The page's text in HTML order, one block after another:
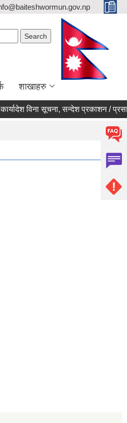
शाखाहरु
विना सूचना, सन्देश प्रकाशन /